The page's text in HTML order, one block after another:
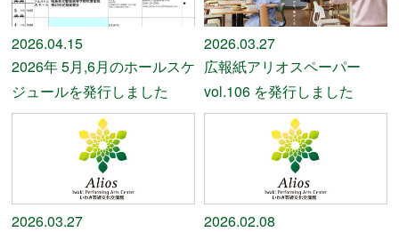
2026.04.15
2026年 5月,6月のホールスケ
ジュールを発行しました
2026.03.27
広報紙アリオスペーパー
vol.106 を発行しました
2026.03.27
2026.02.08